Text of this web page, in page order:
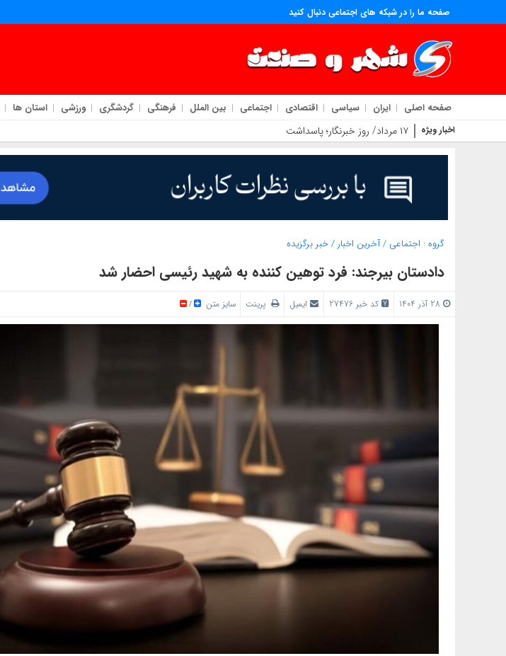
صفحه ما را در شبکه های اجتماعی دنبال کنید
صفحه اصلی ایران سیاسی اقتصادی اجتماعی بین الملل فرهنگی گردشگری ورزشی استان ها
اخبار ویژه ۱۷ مرداد/ روز خبرنگار؛ پاسداشتِ شرافتِ قلم و روایتگرانِ حقیقت
گروه : اجتماعی /آخرین اخبار /خبر برگزیده
دادستان بیرجند: فرد توهین کننده به شهید رئیسی احضار شد
کد خبر 27476 ایمیل پرینت سایز متن /